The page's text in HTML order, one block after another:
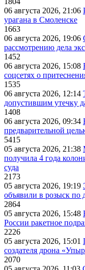
06 августа 2026, 21:06
урагана в Смоленске
1663
06 августа 2026, 19:06
рассмотрению дела
1452
06 августа 2026, 15:08
соцсетях о
1535
06 августа 2026, 12:14
допустившим утечку
1408
06 августа 2026, 09:34
предварительной
5415
05 августа 2026, 21:38
получила 4 года
суда
2173
05 августа 2026, 19:19
объявили в розыск по
2864
05 августа 2026, 15:48
России ракетное
2226
05 августа 2026, 15:01
создателя дрона
2070